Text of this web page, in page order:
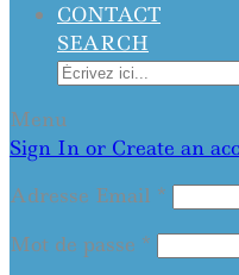
CONTACT
SEARCH
Menu
Sign In or Create an
Adresse Email *
Mot de passe *